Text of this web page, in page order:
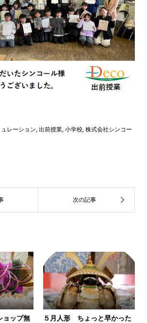
レーション,出前授業,小学校,株式会社シンコー
ョップ無
５月人形 ちょっと早かった